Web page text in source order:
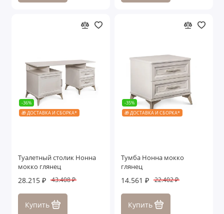
-36%
🎁 ДОСТАВКА И СБОРКА*
Туалетный столик Нонна
мокко глянец
28.215 ₽ 43.408 ₽
Купить
-35%
🎁 ДОСТАВКА И СБОРКА*
Тумба Нонна мокко
глянец
14.561 ₽ 22.402 ₽
Купить